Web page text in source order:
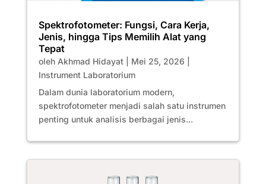
Spektrofotometer: Fungsi, Cara Kerja,
Jenis, hingga Tips Memilih Alat yang
Tepat
oleh Akhmad Hidayat| Mei 25, 2026
Instrument Laboratorium
Dalam dunia laboratorium modern,
spektrofotometer menjadi salah satu instrumen
penting untuk analisis berbagai jenis...